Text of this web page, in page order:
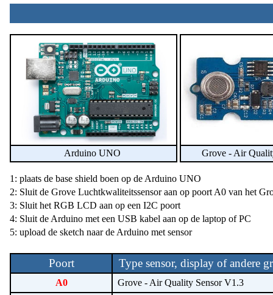
Arduino UNO Grove - Air
1: plaats de base shield boen op de Arduino UNO
2: Sluit de Grove Luchtkwaliteitssensor aan op poort A0 van het
3: Sluit het RGB LCD aan op een I2C poort
4: Sluit de Arduino met een USB kabel aan op de laptop of PC
5: upload de sketch naar de Arduino met sensor
Poort Type sensor, display of andere
A0
Grove - Air Quality Sensor V1.3